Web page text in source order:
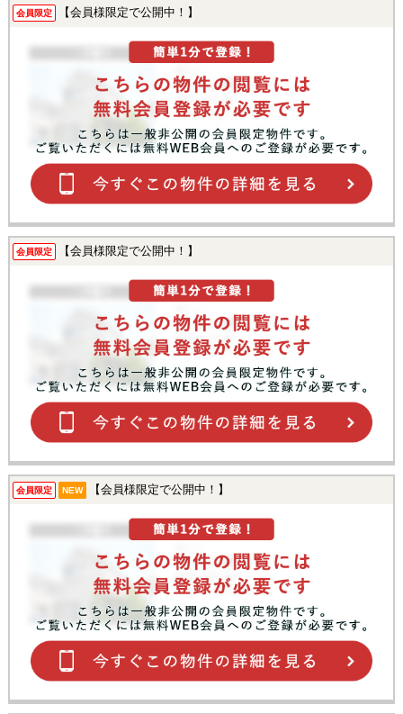
会員限定 【会員様限定で公開中！】
会員限定 【会員様限定で公開中！】
会員限定 NEW 【会員様限定で公開中！】